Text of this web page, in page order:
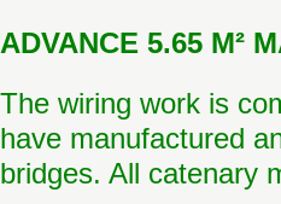
ADVANCE 5.65 M²
The wiring work is
have manufactured
bridges. All catenary